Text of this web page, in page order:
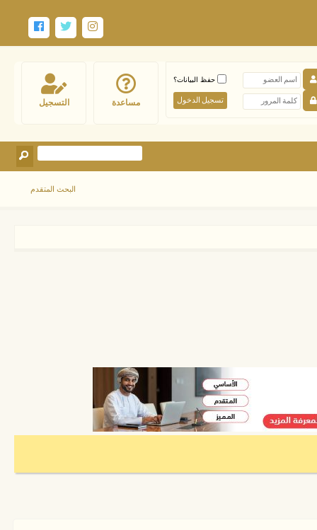
التسجيل مساعدة
حفظ البيانات؟
البحث المتقدم